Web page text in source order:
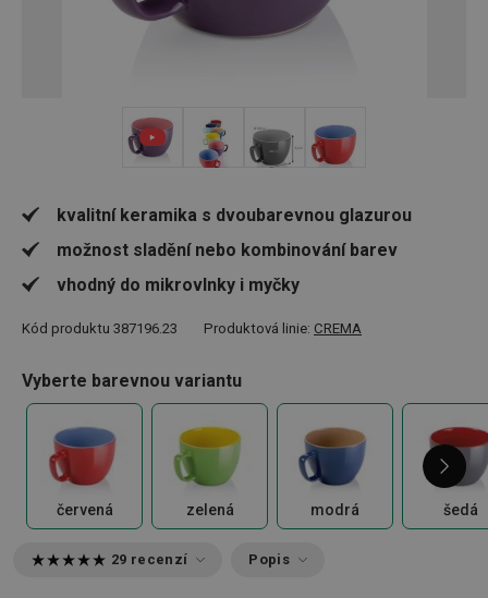
kvalitní keramika s dvoubarevnou glazurou
možnost sladění nebo kombinování barev
vhodný do mikrovlnky i myčky
Kód produktu 387196.23 Produktová linie: CREMA
Vyberte barevnou variantu
červená zelená modrá šedá
29 recenzí Popis